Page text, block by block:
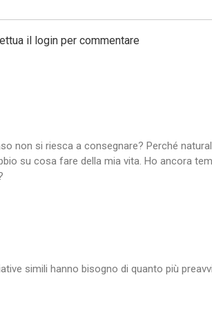
il login per commentare
non si riesca a consegnare? Perché
su cosa fare della mia vita. Ho ancora
simili hanno bisogno di quanto più